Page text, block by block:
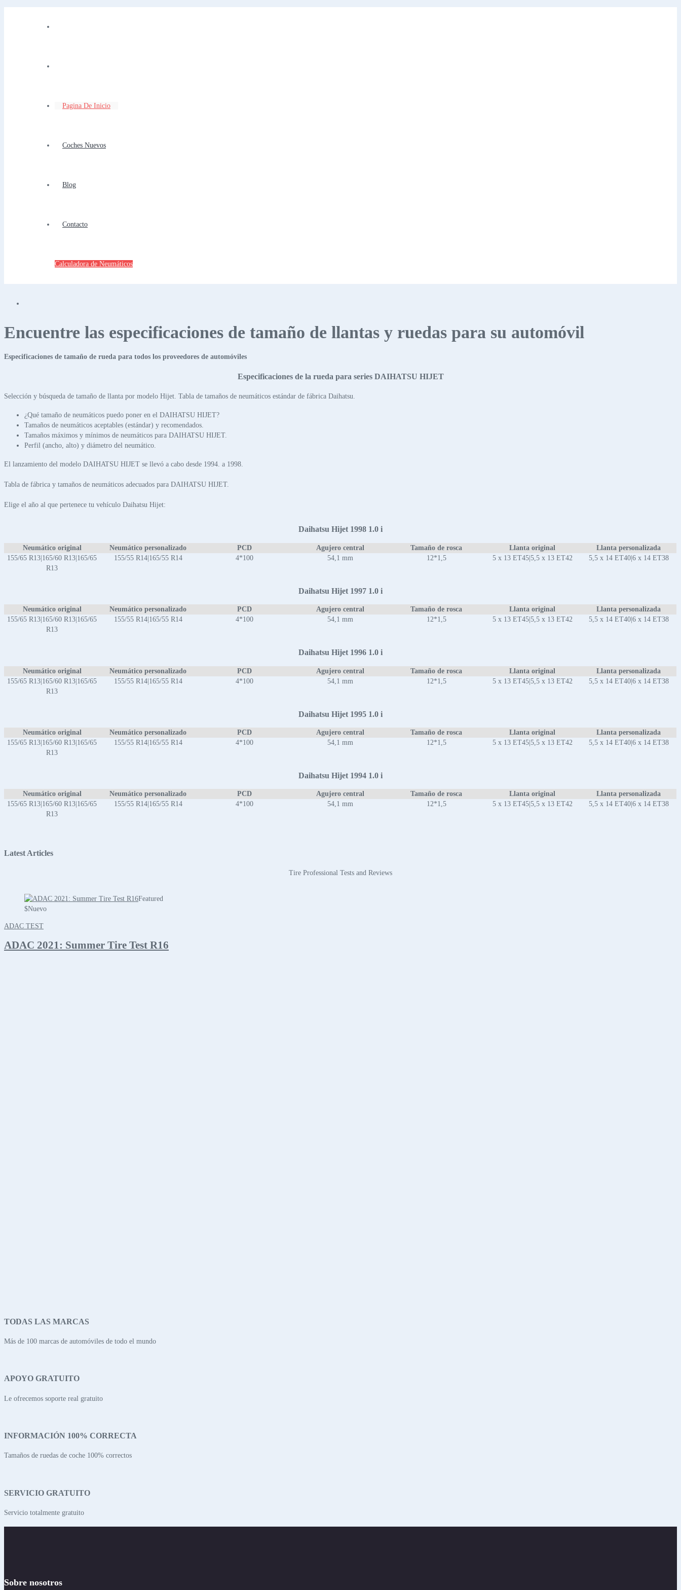
Pagina De Inicio
Coches Nuevos
Blog
Contacto
Calculadora de Neumáticos
Encuentre las especificaciones de tamaño de llantas y ruedas para su automóvil
Especificaciones de tamaño de rueda para todos los proveedores de automóviles
Especificaciones de la rueda para series DAIHATSU HIJET
Selección y búsqueda de tamaño de llanta por modelo Hijet. Tabla de tamaños de neumáticos estándar de fábrica Daihatsu.
¿Qué tamaño de neumáticos puedo poner en el DAIHATSU HIJET?
Tamaños de neumáticos aceptables (estándar) y recomendados.
Tamaños máximos y mínimos de neumáticos para DAIHATSU HIJET.
Perfil (ancho, alto) y diámetro del neumático.
El lanzamiento del modelo DAIHATSU HIJET se llevó a cabo desde 1994. a 1998.
Tabla de fábrica y tamaños de neumáticos adecuados para DAIHATSU HIJET.
Elige el año al que pertenece tu vehículo Daihatsu Hijet:
Daihatsu Hijet 1998 1.0 i
Neumático original Neumático personalizado PCD Agujero central Tamaño de rosca Llanta original
Llanta personalizada
155/65 R13|165/60 R13|165/65
R13
155/55 R14|165/55 R14 4*100 54,1 mm 12*1,5 5 x 13 ET45|5,5 x 13 ET42 5,5 x 14 ET40|6 x 14 ET38
Daihatsu Hijet 1997 1.0 i
Neumático original Neumático personalizado PCD Agujero central Tamaño de rosca Llanta original
Llanta personalizada
155/65 R13|165/60 R13|165/65
R13
155/55 R14|165/55 R14 4*100 54,1 mm 12*1,5 5 x 13 ET45|5,5 x 13 ET42 5,5 x 14 ET40|6 x 14 ET38
Daihatsu Hijet 1996 1.0 i
Neumático original Neumático personalizado PCD Agujero central Tamaño de rosca Llanta original
Llanta personalizada
155/65 R13|165/60 R13|165/65
R13
155/55 R14|165/55 R14 4*100 54,1 mm 12*1,5 5 x 13 ET45|5,5 x 13 ET42 5,5 x 14 ET40|6 x 14 ET38
Daihatsu Hijet 1995 1.0 i
Neumático original Neumático personalizado PCD Agujero central Tamaño de rosca Llanta original
Llanta personalizada
155/65 R13|165/60 R13|165/65
R13
155/55 R14|165/55 R14 4*100 54,1 mm 12*1,5 5 x 13 ET45|5,5 x 13 ET42 5,5 x 14 ET40|6 x 14 ET38
Daihatsu Hijet 1994 1.0 i
Neumático original Neumático personalizado PCD Agujero central Tamaño de rosca Llanta original
Llanta personalizada
155/65 R13|165/60 R13|165/65
R13
155/55 R14|165/55 R14 4*100 54,1 mm 12*1,5 5 x 13 ET45|5,5 x 13 ET42 5,5 x 14 ET40|6 x 14 ET38
Latest Articles
Tire Professional Tests and Reviews
Featured
$Nuevo
ADAC TEST
ADAC 2021: Summer Tire Test R16
TODAS LAS MARCAS
Más de 100 marcas de automóviles de todo el mundo
APOYO GRATUITO
Le ofrecemos soporte real gratuito
INFORMACIÓN 100% CORRECTA
Tamaños de ruedas de coche 100% correctos
SERVICIO GRATUITO
Servicio totalmente gratuito
Sobre nosotros